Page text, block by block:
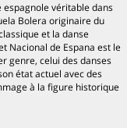
espagnole véritable dans
Bolera originaire du
et la danse
Nacional de Espana est le
genre, celui des danses
état actuel avec des
à la figure historique